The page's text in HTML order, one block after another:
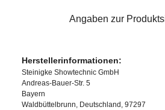
Angaben zur
Herstellerinformationen:
Steinigke Showtechnic GmbH
Andreas-Bauer-Str. 5
Bayern
Waldbüttelbrunn, Deutschland, 97297